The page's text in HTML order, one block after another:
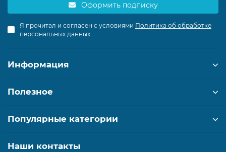
Оформить подписку
Я прочитал и согласен с условиями Политика об обработке
персональных данных
Информация
Полезное
Популярные категории
Наши контакты